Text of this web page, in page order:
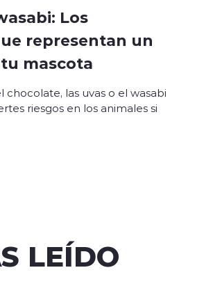
Los
representan un
mascota
las uvas o el wasabi
riesgos en los animales si
LEÍDO